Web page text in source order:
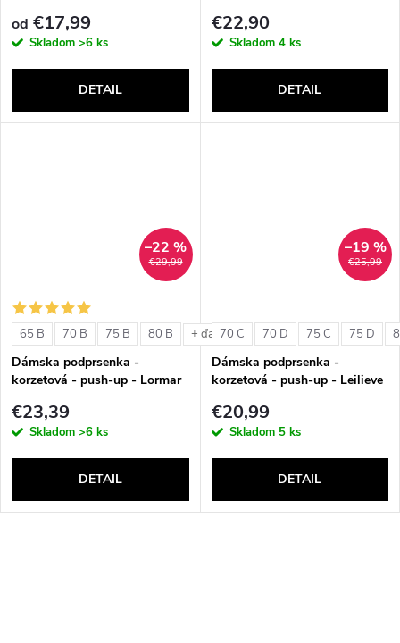
od €17,99
Skladom >6 ks
DETAIL
€22,90
Skladom 4 ks
DETAIL
€29,99
–22 %
65 B 70 B 75 B 80 B + ďalšie
Dámska podprsenka -
korzetová - push-up - Lormar
€23,39
Skladom >6 ks
DETAIL
€25,99
–19 %
70 C 70 D 75 C 75 D
Dámska podprsenka -
korzetová - push-up - Leilieve
€20,99
Skladom 5 ks
DETAIL